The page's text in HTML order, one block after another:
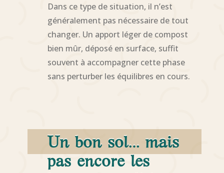
Dans ce type de situation, il n’est
généralement pas nécessaire de tout
changer. Un apport léger de compost
bien mûr, déposé en surface, suffit
souvent à accompagner cette phase
sans perturber les équilibres en cours.
Un bon sol… mais
pas encore les